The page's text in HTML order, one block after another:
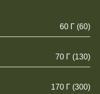
60 Г (60)
70 Г (130)
170 Г (300)